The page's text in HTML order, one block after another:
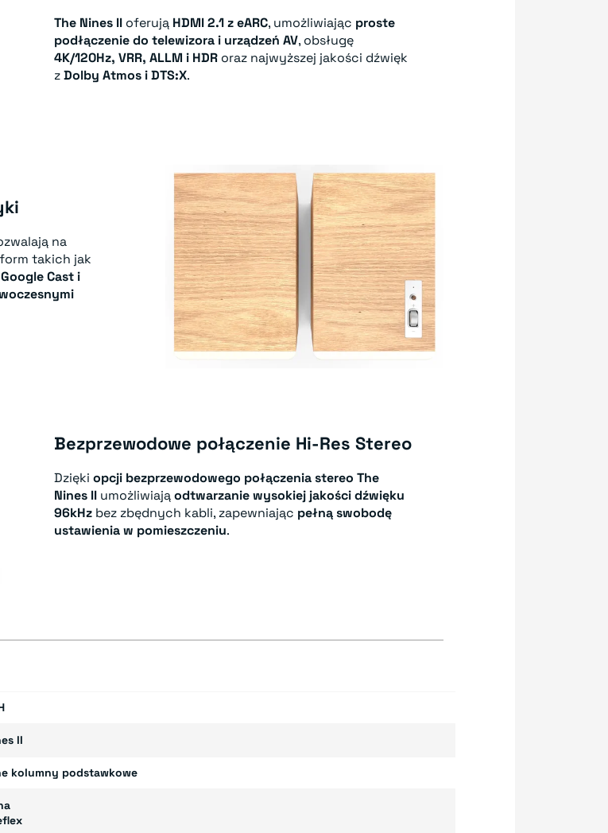
The Nines II oferują HDMI 2.1 z eARC, umożliwiając proste
podłączenie do telewizora i urządzeń AV, obsługę
4K/120Hz, VRR, ALLM i HDR oraz najwyższej jakości dźwięk
zDolby Atmos i DTS:X.
na
takich jak
Cast i
Bezprzewodowe połączenie Hi-Res Stereo
Dzięki opcji bezprzewodowego połączenia stereo The
Nines II umożliwiająodtwarzanie wysokiej jakości dźwięku
96kHz bez zbędnych kabli, zapewniając pełną swobodę
ustawienia w pomieszczeniu.
II
kolumny podstawkowe